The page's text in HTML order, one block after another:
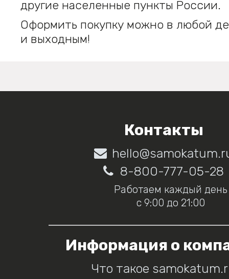
другие населенные пункты России.
Оформить покупку можно в любой
и выходным!
Контакты
8-800-777-05-28
Работаем каждый день
с 9:00 до 21:00
Информация о
Что такое